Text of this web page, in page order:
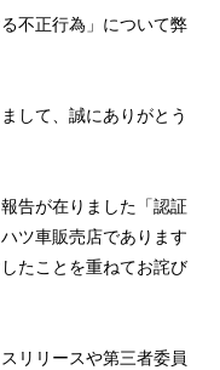
不正行為」について弊
して、誠にありがとう
告が在りました「認証
ツ車販売店であります
たことを重ねてお詫び
リリースや第三者委員